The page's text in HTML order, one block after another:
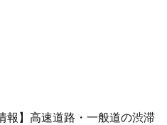
報】高速道路・一般道の渋滞